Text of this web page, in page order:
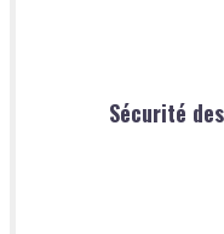
Sécurité